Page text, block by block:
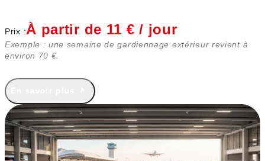
Prix :À partir de 11 € / jour
Exemple : une semaine de gardiennage extérieur revient à
environ 70 €.